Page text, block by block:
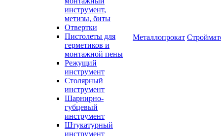
инструмент,
метизы, биты
Отвертки
Пистолеты для
герметиков и
монтажной пены
Режущий
инструмент
Столярный
инструмент
Шарнирно-
губцевый
инструмент
Штукатурный
инструмент
Металлопрокат